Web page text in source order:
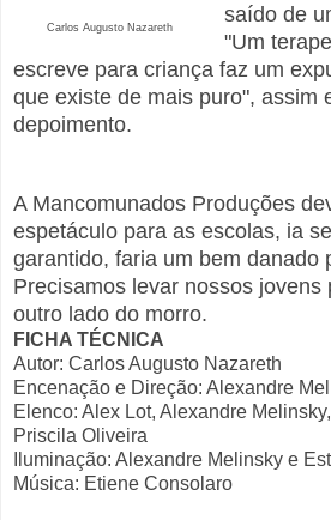
Carlos Augusto Nazareth
saído de
"Um
escreve para criança faz um
que existe de mais puro", assim
depoimento.
A Mancomunados Produções
espetáculo para as escolas, ia
garantido, faria um bem danado
Precisamos levar nossos jovens
outro lado do morro.
FICHA TÉCNICA
Autor: Carlos Augusto Nazareth
Encenação e Direção: Alexandre
Elenco: Alex Lot, Alexandre
Priscila Oliveira
Iluminação: Alexandre Melinsky e
Música: Etiene Consolaro